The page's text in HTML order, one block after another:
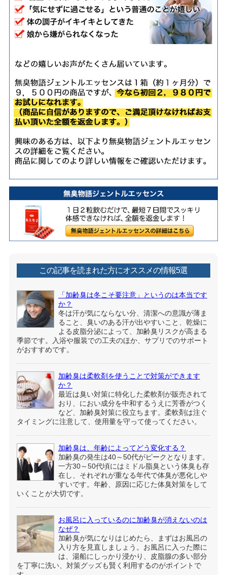
この記事を読まれた方にオススメの情報5選
「加齢臭は冬こそ要注意」というのは本当です
か？
冬は汗が気にならない分、清潔への意識が薄ま
ること、臭いのある汗が出やすいこと、乾燥に
よる皮脂分泌によって、加齢臭リスクが高まる
季節です。入浴や服装での工夫のほか、サプリでのサポート
がおすすめです。
加齢臭は柔軟剤を使うことで対策ができます
か？
最近は臭い対策に特化した柔軟剤が販売されて
おり、におい成分を中和するうえに芳香がつく
など、加齢臭対策に役立ちます。柔軟剤は注ぐ
タイミングに注意して、使用量を守って使ってください。
加齢臭は、年齢によってどう変化する？
加齢臭の発生は40～50代がピークとなります。
一方30～50代頃にはミドル脂臭という体臭も存
在し、それぞれが重なる年代で体臭が悪化しや
すいです。年齢、原因に応じた体臭対策をして
いくことが大切です。
お風呂に入っているのに加齢臭が消えないのは
なぜ？
加齢臭が気になりはじめたら、まずはお風呂の
入り方を見直しましょう。お風呂に入った際に
は、湯船にしっかり浸かり、皮脂腺の多い部分
を丁寧に洗い、対策グッズも賢く利用するのがポイントで